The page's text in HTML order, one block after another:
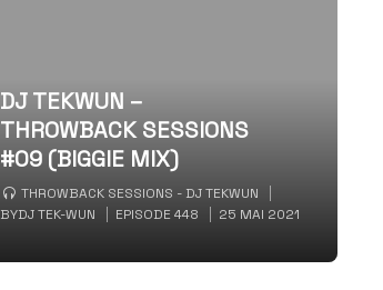
DJ TEKWUN –
THROWBACK SESSIONS
#09 (BIGGIE MIX)
THROWBACK SESSIONS - DJ TEKWUN
BYDJ TEK-WUN EPISODE 448 25 MAI 2021